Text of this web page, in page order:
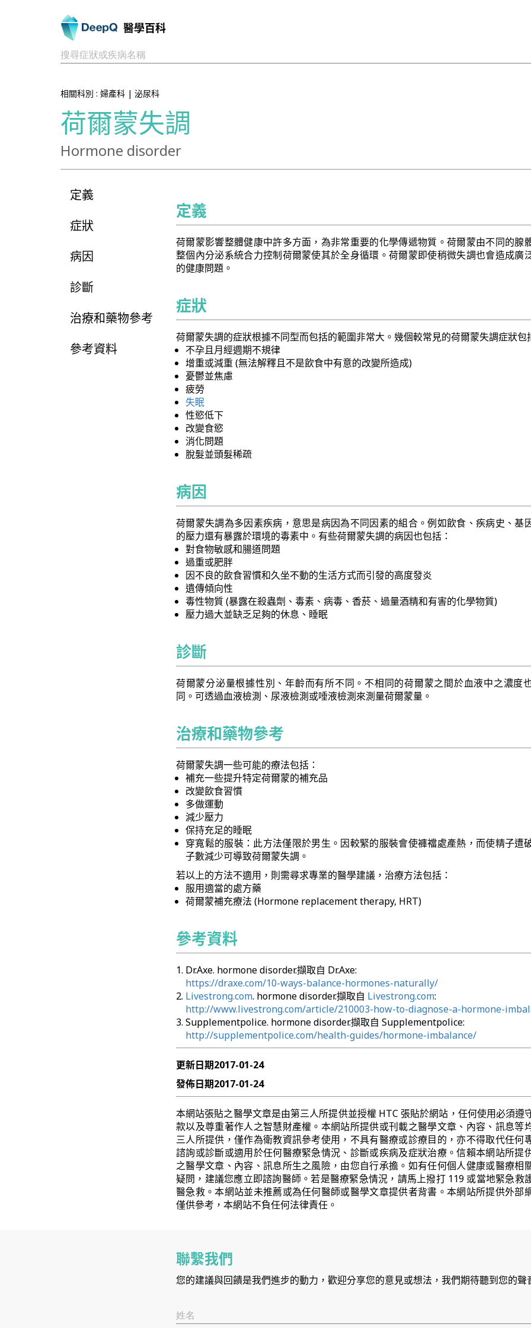
醫學百科
搜尋症狀或疾病名稱
相關科別 : 婦產科 | 泌尿科
荷爾蒙失調
Hormone disorder
定義
症狀
病因
診斷
治療和藥物參考
參考資料
定義
荷爾蒙影響整體健康中許多方面，為非常重要的化學傳遞物質。荷爾蒙由不同的腺
整個內分泌系統合力控制荷爾蒙使其於全身循環。荷爾蒙即使稍微失調也會造成廣
的健康問題。
症狀
荷爾蒙失調的症狀根據不同型而包括的範圍非常大。幾個較常見的荷爾蒙失調症狀包
不孕且月經週期不規律
增重或減重 (無法解釋且不是飲食中有意的改變所造成)
憂鬱並焦慮
疲勞
失眠
性慾低下
改變食慾
消化問題
脫髮並頭髮稀疏
病因
荷爾蒙失調為多因素疾病，意思是病因為不同因素的組合。例如飲食、疾病史、基
的壓力還有暴露於環境的毒素中。有些荷爾蒙失調的病因也包括：
對食物敏感和腸道問題
過重或肥胖
因不良的飲食習慣和久坐不動的生活方式而引發的高度發炎
遺傳傾向性
毒性物質 (暴露在殺蟲劑、毒素、病毒、香菸、過量酒精和有害的化學物質)
壓力過大並缺乏足夠的休息、睡眠
診斷
荷爾蒙分泌量根據性別、年齡而有所不同。不相同的荷爾蒙之間於血液中之濃度
同。可透過血液檢測、尿液檢測或唾液檢測來測量荷爾蒙量。
治療和藥物參考
荷爾蒙失調一些可能的療法包括：
補充一些提升特定荷爾蒙的補充品
改變飲食習慣
多做運動
減少壓力
保持充足的睡眠
穿寬鬆的服裝：此方法僅限於男生。因較緊的服裝會使褲襠處產熱，而使精子遭
子數減少可導致荷爾蒙失調。
若以上的方法不適用，則需尋求專業的醫學建議，治療方法包括：
服用適當的處方藥
荷爾蒙補充療法 (Hormone replacement therapy, HRT)
參考資料
Dr.Axe. hormone disorder.擷取自 Dr.Axe:
https://draxe.com/10-ways-balance-hormones-naturally/
Livestrong.com. hormone disorder.擷取自 Livestrong.com:
http://www.livestrong.com/article/210003-how-to-diagnose-a-hormone-
Supplementpolice. hormone disorder.擷取自 Supplementpolice:
http://supplementpolice.com/health-guides/hormone-imbalance/
更新日期2017-01-24
發佈日期2017-01-24
本網站張貼之醫學文章是由第三人所提供並授權 HTC 張貼於網站，任何使用必須遵
款以及尊重著作人之智慧財產權。本網站所提供或刊載之醫學文章、內容、訊息等
三人所提供，僅作為衛教資訊參考使用，不具有醫療或診療目的，亦不得取代任何
諮詢或診斷或適用於任何醫療緊急情況、診斷或疾病及症狀治療。信賴本網站所提
之醫學文章、內容、訊息所生之風險，由您自行承擔。如有任何個人健康或醫療相
疑問，建議您應立即諮詢醫師。若是醫療緊急情況，請馬上撥打 119 或當地緊急救
醫急救。本網站並未推薦或為任何醫師或醫學文章提供者背書。本網站所提供外部
僅供參考，本網站不負任何法律責任。
聯繫我們
您的建議與回饋是我們進步的動力，歡迎分享您的意見或想法，我們期待聽到您的聲
姓名